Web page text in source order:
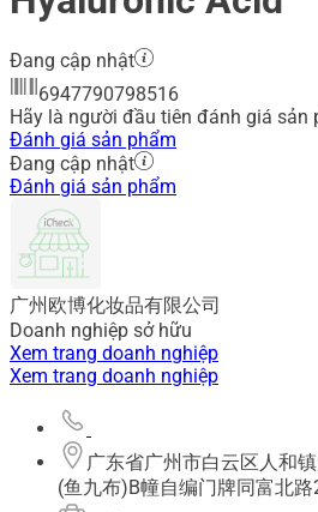
Đang cập nhật
6947790798516
Hãy là người đầu tiên đánh giá sản
Đánh giá sản phẩm
Đang cập nhật
Đánh giá sản phẩm
广州欧博化妆品有限公司
Doanh nghiệp sở hữu
Xem trang doanh nghiệp
Xem trang doanh nghiệp
广东省广州市白云区人和
(鱼九布)B幢自编门牌同富北路